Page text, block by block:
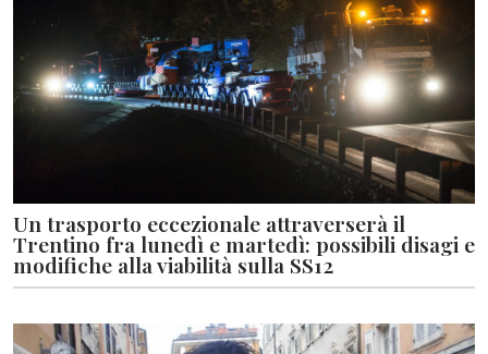
Un trasporto eccezionale attraverserà il
Trentino fra lunedì e martedì: possibili disagi e
modifiche alla viabilità sulla SS12